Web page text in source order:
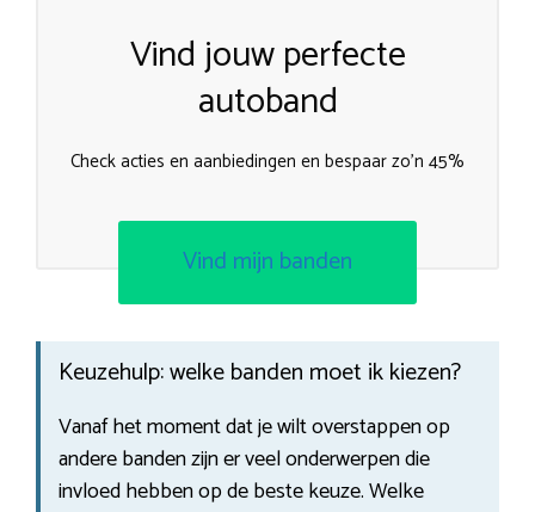
Vind jouw perfecte
autoband
Check acties en aanbiedingen en bespaar zo’n 45%
Vind mijn banden
Keuzehulp: welke banden moet ik kiezen?
Vanaf het moment dat je wilt overstappen op
andere banden zijn er veel onderwerpen die
invloed hebben op de beste keuze. Welke